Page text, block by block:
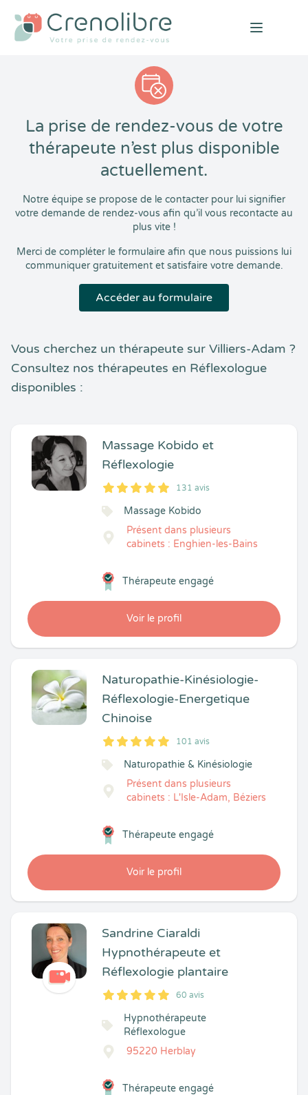
Open
La prise de rendez-vous de votre
thérapeute n’est plus disponible
actuellement.
Notre équipe se propose de le contacter pour lui signifier
votre demande de rendez-vous afin qu’il vous recontacte au
plus vite !
Merci de compléter le formulaire afin que nous puissions lui
communiquer gratuitement et satisfaire votre demande.
Accéder au formulaire
Vous cherchez un thérapeute sur Villiers-Adam ?
Consultez nos thérapeutes en Réflexologue
disponibles :
Massage Kobido et
Réflexologie
5
1
5
131 131 avis
Massage Kobido
Présent dans plusieurs
cabinets : Enghien-les-Bains
Voir le profil
Thérapeute engagé
Naturopathie-Kinésiologie-
Réflexologie-Energetique
Chinoise
5
1
5
101 101 avis
Naturopathie & Kinésiologie
Présent dans plusieurs
cabinets : L'Isle-Adam, Béziers
Voir le profil
Thérapeute engagé
Sandrine Ciaraldi
Hypnothérapeute et
Réflexologie plantaire
5
1
5
60 60 avis
Hypnothérapeute
Réflexologue
95220 Herblay
Thérapeute engagé